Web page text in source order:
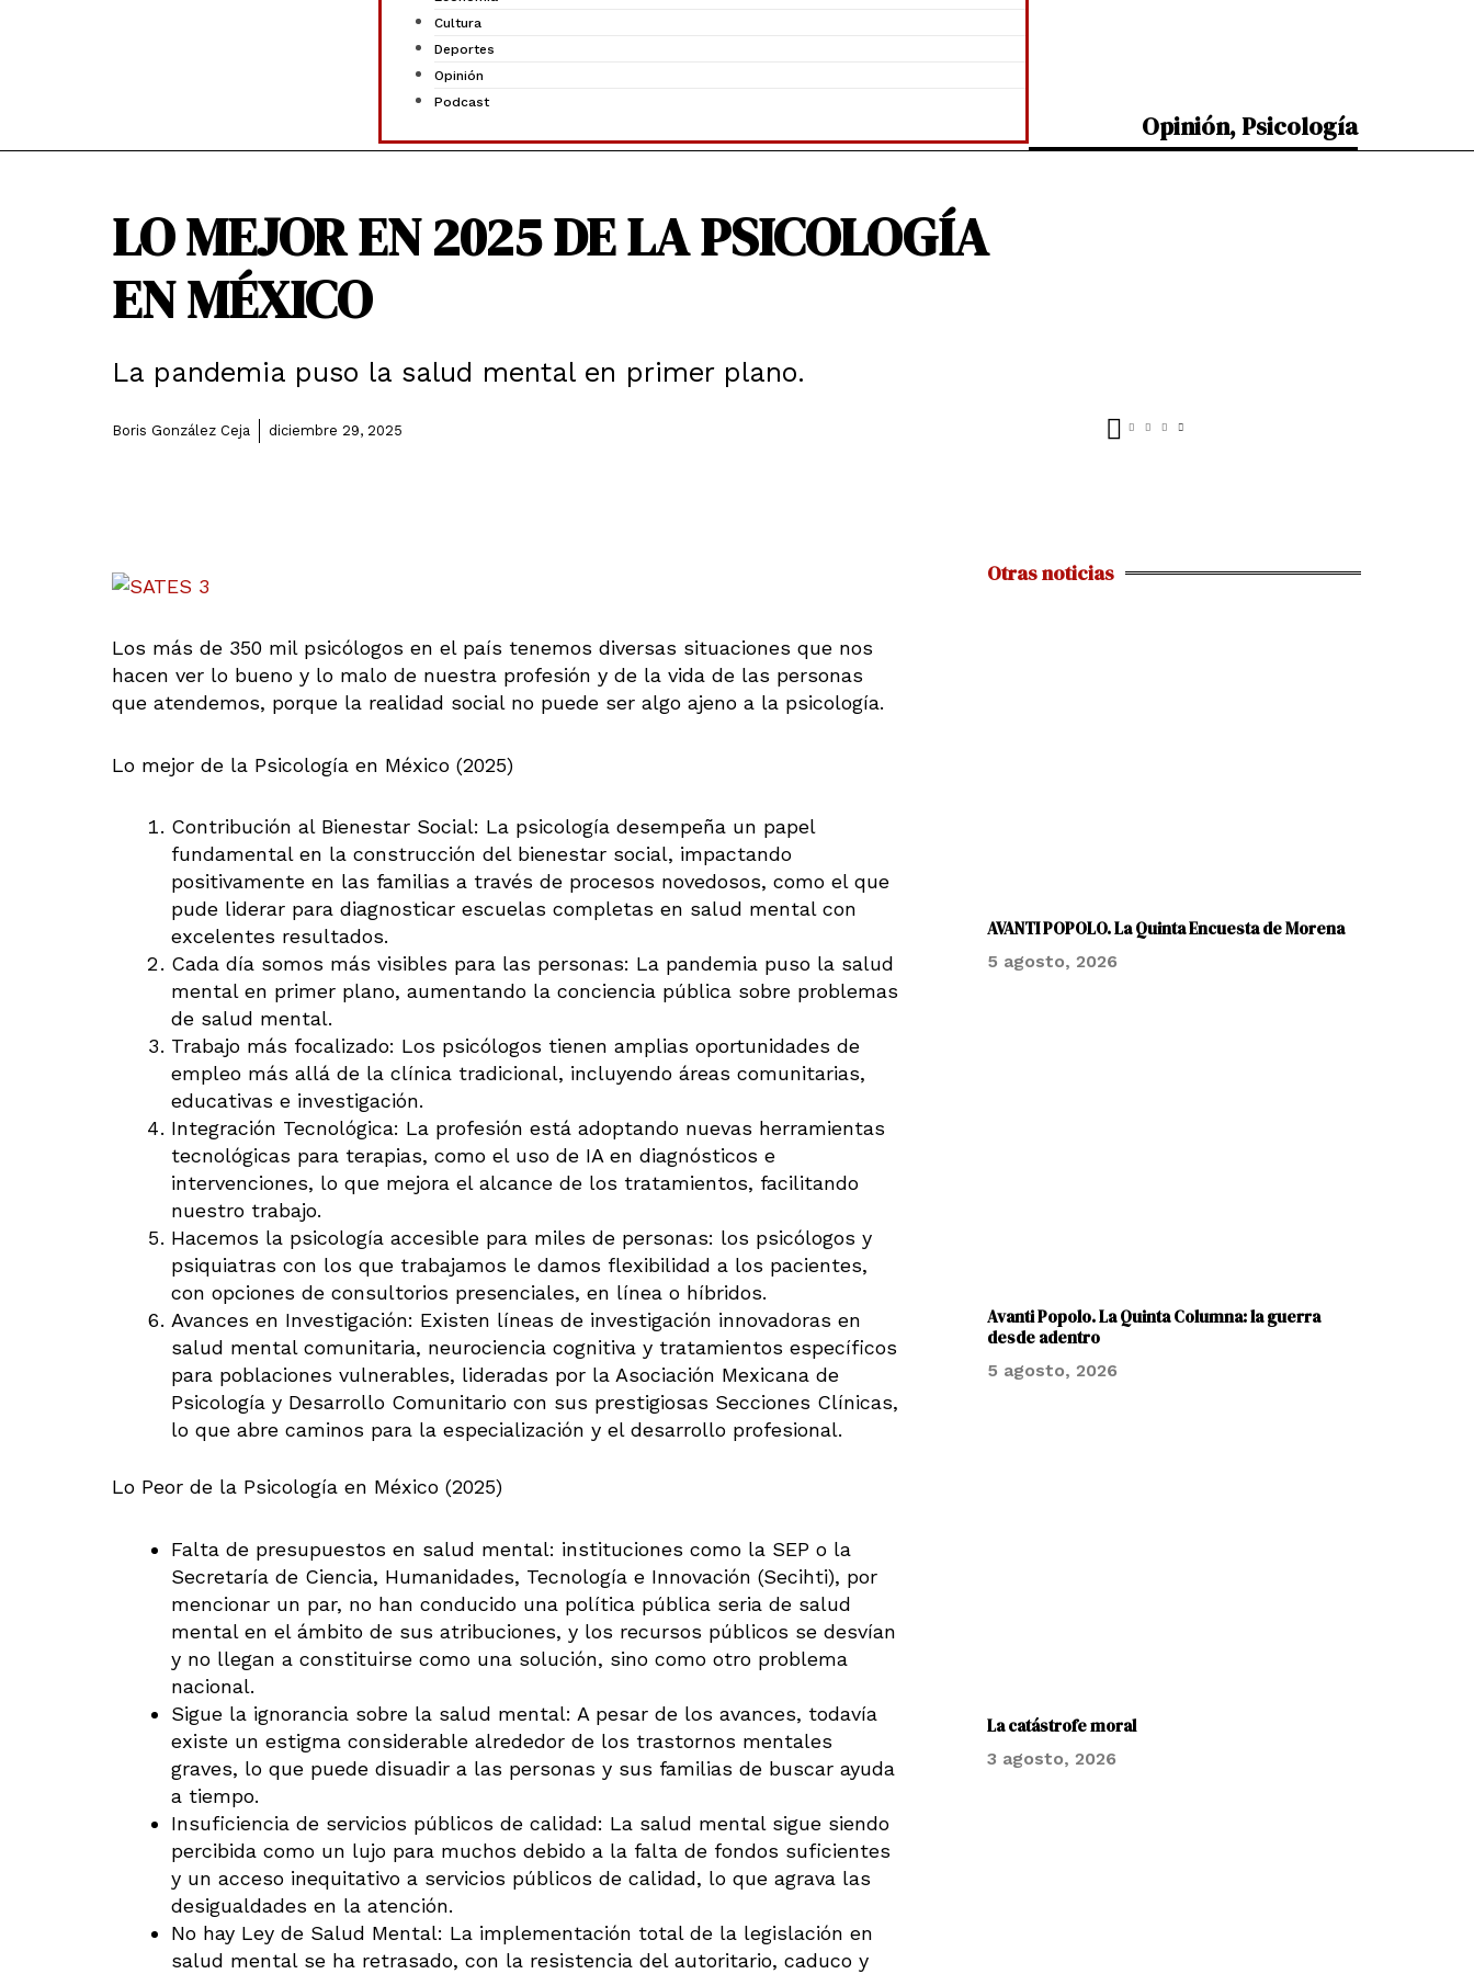
Cultura
Deportes
Opinión
Podcast
Opinión,Psicología
LO MEJOR EN 2025 DE LA PSICOLOGÍA
EN MÉXICO
La pandemia puso la salud mental en primer plano.
Boris González Ceja diciembre 29, 2025
Los más de 350 mil psicólogos en el país tenemos diversas situaciones que nos
hacen ver lo bueno y lo malo de nuestra profesión y de la vida de las personas
que atendemos, porque la realidad social no puede ser algo ajeno a la psicología.
Lo mejor de la Psicología en México (2025)
Contribución al Bienestar Social: La psicología desempeña un papel
fundamental en la construcción del bienestar social, impactando
positivamente en las familias a través de procesos novedosos, como el que
pude liderar para diagnosticar escuelas completas en salud mental con
excelentes resultados.
Cada día somos más visibles para las personas: La pandemia puso la salud
mental en primer plano, aumentando la conciencia pública sobre problemas
de salud mental.
Trabajo más focalizado: Los psicólogos tienen amplias oportunidades de
empleo más allá de la clínica tradicional, incluyendo áreas comunitarias,
educativas e investigación.
Integración Tecnológica: La profesión está adoptando nuevas herramientas
tecnológicas para terapias, como el uso de IA en diagnósticos e
intervenciones, lo que mejora el alcance de los tratamientos, facilitando
nuestro trabajo.
Hacemos la psicología accesible para miles de personas: los psicólogos y
psiquiatras con los que trabajamos le damos flexibilidad a los pacientes,
con opciones de consultorios presenciales, en línea o híbridos.
Avances en Investigación: Existen líneas de investigación innovadoras en
salud mental comunitaria, neurociencia cognitiva y tratamientos específicos
para poblaciones vulnerables, lideradas por la Asociación Mexicana de
Psicología y Desarrollo Comunitario con sus prestigiosas Secciones Clínicas,
lo que abre caminos para la especialización y el desarrollo profesional.
Lo Peor de la Psicología en México (2025)
Falta de presupuestos en salud mental: instituciones como la SEP o la
Secretaría de Ciencia, Humanidades, Tecnología e Innovación (Secihti), por
mencionar un par, no han conducido una política pública seria de salud
mental en el ámbito de sus atribuciones, y los recursos públicos se desvían
y no llegan a constituirse como una solución, sino como otro problema
nacional.
Sigue la ignorancia sobre la salud mental: A pesar de los avances, todavía
existe un estigma considerable alrededor de los trastornos mentales
graves, lo que puede disuadir a las personas y sus familias de buscar ayuda
a tiempo.
Insuficiencia de servicios públicos de calidad: La salud mental sigue siendo
percibida como un lujo para muchos debido a la falta de fondos suficientes
y un acceso inequitativo a servicios públicos de calidad, lo que agrava las
desigualdades en la atención.
No hay Ley de Salud Mental: La implementación total de la legislación en
salud mental se ha retrasado, con la resistencia del autoritario, caduco y
Otras noticias
AVANTI POPOLO. La Quinta Encuesta de Morena
5 agosto, 2026
Avanti Popolo. La Quinta Columna: la guerra
desde adentro
5 agosto, 2026
La catástrofe moral
3 agosto, 2026